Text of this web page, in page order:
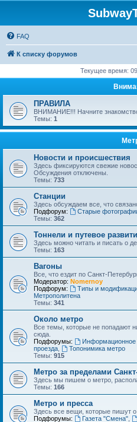
FAQ
К списку форумов
Текущее время:
ПРАВИЛА
ВНИМАНИЕ!!! Начните
Темы: 1
Новости и происшествия
Здесь фиксируются свежие
Обсуждения отключены.
Темы: 733
Станции
Здесь обсуждаем все, что
Подфорум:
Старые
Темы: 362
Тоннели и путевое
Здесь можно читать и писать о
Темы: 163
Вагоны
Все, что ездит по Санкт-
Модератор: Nomernoy
Подфорум:
Типы и
Метрополитена
Темы: 341
Около метро
Все темы, которые не попадают
сюда.
Подфорумы:
Информационное
проезда
Топонимика метро
Темы: 915
Метро за пределами
Здесь мы пишем о метро,
Темы: 166
Метро и пресса
Здесь все вещи, которые пишут о
Подфорумы:
Газета "Смена",